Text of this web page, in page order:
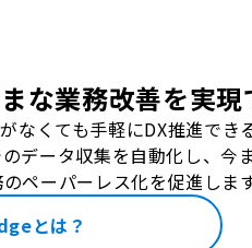
な業務改善を実現
なくても手軽にDX推進でき
データ収集を自動化し、今
ペーパーレス化を促進します
とは？